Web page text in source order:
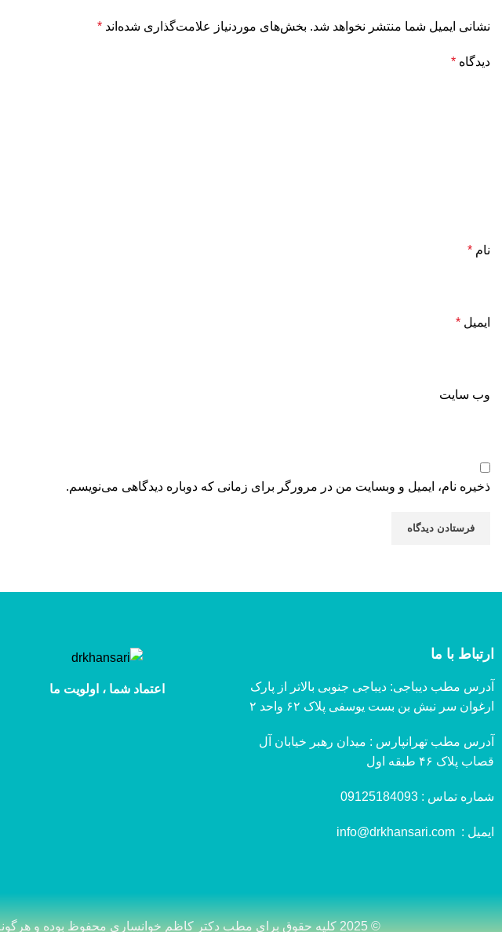
نشانی ایمیل شما منتشر نخواهد شد. بخش‌های موردنیاز علامت‌گذاری شده‌اند *
دیدگاه *
نام *
ایمیل *
وب‌ سایت
ذخیره نام، ایمیل و وبسایت من در مرورگر برای زمانی که دوباره دیدگاهی می‌نویسم.
ارتباط با ما
آدرس مطب دیباجی: دیباجی جنوبی بالاتر از پارک
ارغوان سر نبش بن بست یوسفی پلاک ۶۲ واحد ۲
آدرس مطب تهرانپارس : میدان رهبر خیابان آل
قصاب پلاک ۴۶ طبقه اول
شماره تماس :
ایمیل : info@drkhansari.com
اعتماد شما ، اولویت ما
© 2025 کلیه حقوق برای مطب دکتر کاظم خوانساری محفوظ بوده و هرگونه کپی برداری غیرمجاز می باشد.